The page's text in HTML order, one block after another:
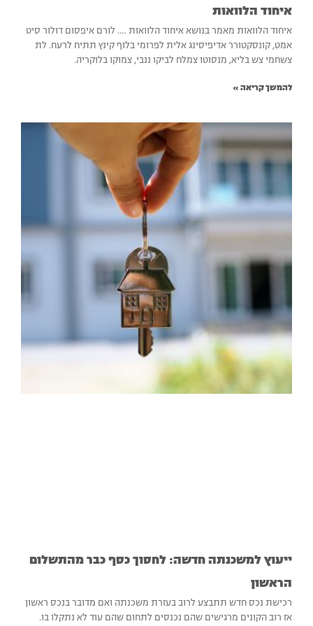
איחוד הלוואות
איחוד הלוואות מאמר בנושא איחוד הלוואות …. לורם איפסום דולור סיט
אמט, קונסקטורר אדיפיסינג אלית לפרומי בלוף קינץ תתיח לרעח. לת
צשחמי צש בליא, מנסוטו צמלח לביקו ננבי, צמוקו בלוקריה.
להמשך קריאה »
ייעוץ למשכנתה חדשה: לחסוך כסף כבר מהתשלום
הראשון‏
רכישת נכס חדש תתבצע לרוב בעזרת משכנתה ואם מדובר בנכס ראשון
אז רוב הקונים מרגישים שהם נכנסים לתחום שהם עוד לא נתקלו בו.